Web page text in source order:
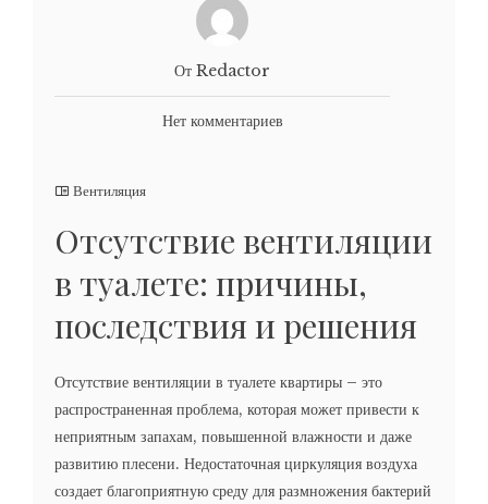
От Redactor
Нет комментариев
Вентиляция
Отсутствие вентиляции
в туалете: причины,
последствия и решения
Отсутствие вентиляции в туалете квартиры – это
распространенная проблема, которая может привести к
неприятным запахам, повышенной влажности и даже
развитию плесени. Недостаточная циркуляция воздуха
создает благоприятную среду для размножения бактерий